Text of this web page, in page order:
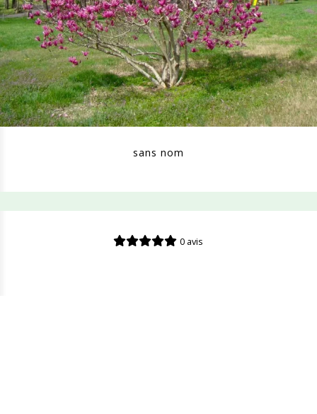
sans nom
0 avis